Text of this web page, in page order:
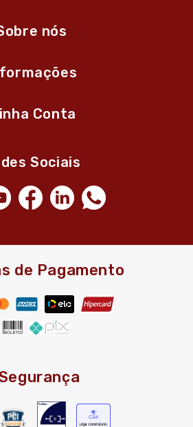
nós
Conta
Sociais
de Pagamento